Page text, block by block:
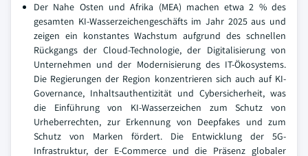
Der Nahe Osten und Afrika (MEA) machen etwa 2 % des
gesamten KI-Wasserzeichengeschäfts im Jahr 2025 aus und
zeigen ein konstantes Wachstum aufgrund des schnellen
Rückgangs der Cloud-Technologie, der Digitalisierung von
Unternehmen und der Modernisierung des IT-Ökosystems.
Die Regierungen der Region konzentrieren sich auch auf KI-
Governance, Inhaltsauthentizität und Cybersicherheit, was
die Einführung von KI-Wasserzeichen zum Schutz von
Urheberrechten, zur Erkennung von Deepfakes und zum
Schutz von Marken fördert. Die Entwicklung der 5G-
Infrastruktur, der E-Commerce und die Präsenz globaler